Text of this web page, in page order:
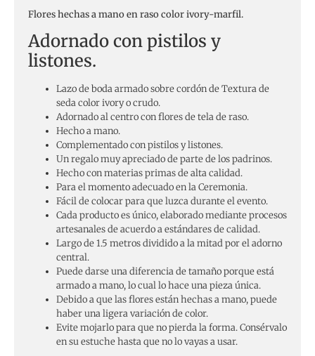
Flores hechas a mano en raso color ivory-marfil.
Adornado con pistilos y
listones.
Lazo de boda armado sobre cordón de Textura de
seda color ivory o crudo.
Adornado al centro con flores de tela de raso.
Hecho a mano.
Complementado con pistilos y listones.
Un regalo muy apreciado de parte de los padrinos.
Hecho con materias primas de alta calidad.
Para el momento adecuado en la Ceremonia.
Fácil de colocar para que luzca durante el evento.
Cada producto es único, elaborado mediante procesos
artesanales de acuerdo a estándares de calidad.
Largo de 1.5 metros dividido a la mitad por el adorno
central.
Puede darse una diferencia de tamaño porque está
armado a mano, lo cual lo hace una pieza única.
Debido a que las flores están hechas a mano, puede
haber una ligera variación de color.
Evite mojarlo para que no pierda la forma. Consérvalo
en su estuche hasta que no lo vayas a usar.